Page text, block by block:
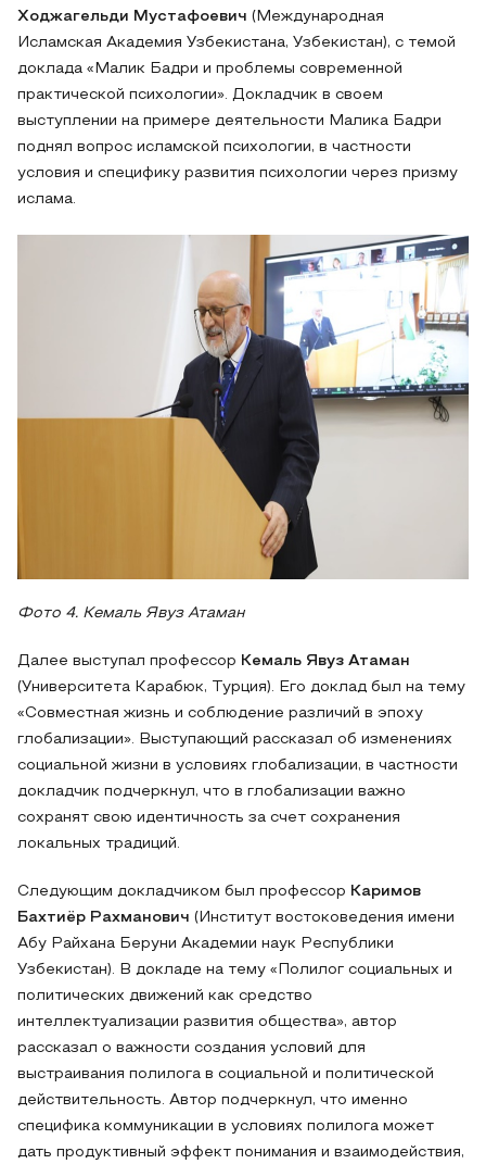
Ходжагельди Мустафоевич (Международная
Исламская Академия Узбекистана, Узбекистан), с темой
доклада «Малик Бадри и проблемы современной
практической психологии». Докладчик в своем
выступлении на примере деятельности Малика Бадри
поднял вопрос исламской психологии, в частности
условия и специфику развития психологии через призму
ислама.
Фото 4. Кемаль Явуз Атаман
Далее выступал профессор Кемаль Явуз Атаман
(Университета Карабюк, Турция). Его доклад был на тему
«Совместная жизнь и соблюдение различий в эпоху
глобализации». Выступающий рассказал об изменениях
социальной жизни в условиях глобализации, в частности
докладчик подчеркнул, что в глобализации важно
сохранят свою идентичность за счет сохранения
локальных традиций.
Следующим докладчиком был профессор Каримов
Бахтиёр Рахманович (Институт востоковедения имени
Абу Райхана Беруни Академии наук Республики
Узбекистан). В докладе на тему «Полилог социальных и
политических движений как средство
интеллектуализации развития общества», автор
рассказал о важности создания условий для
выстраивания полилога в социальной и политической
действительность. Автор подчеркнул, что именно
специфика коммуникации в условиях полилога может
дать продуктивный эффект понимания и взаимодействия,